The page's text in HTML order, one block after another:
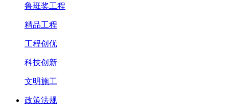
鲁班奖工程
精品工程
工程创优
科技创新
文明施工
政策法规